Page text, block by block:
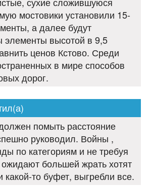
мостовики установили 15-
а далее будут
элементы высотой в 9,5
ценов Кстово. Среди
в мире способов
дорог.
помыть расстояние
руководил. Войны ,
по категориям и не требуя
большей жрать хотят
то буфет, выгребли все.